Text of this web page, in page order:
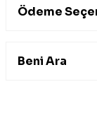
Ödeme
Beni Ara